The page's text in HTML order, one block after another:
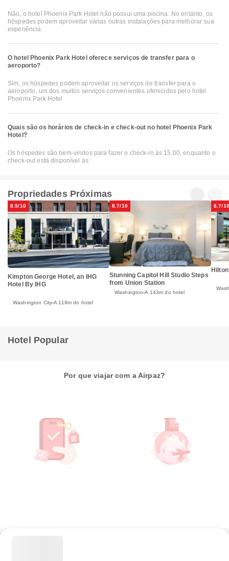
Não, o hotel Phoenix Park Hotel não possui uma piscina. No entanto, os
hóspedes podem aproveitar várias outras instalações para melhorar sua
experiência.
O hotel Phoenix Park Hotel oferece serviços de transfer para o
aeroporto?
Sim, os hóspedes podem aproveitar os serviços de transfer para o
aeroporto, um dos muitos serviços convenientes oferecidos pelo hotel
Phoenix Park Hotel
Quais são os horários de check-in e check-out no hotel Phoenix Park
Hotel?
Os hóspedes são bem-vindos para fazer o check-in às 15:00, enquanto o
check-out está disponível às
Propriedades Próximas
8.5/10
Kimpton George Hotel, an IHG
Hotel By IHG
Washington City A 119m do hotel
8.7/10
Stunning Capitol Hill Studio Steps
from Union Station
Washington A 143m do hotel
8.7/10
Hotel Popular
Por que viajar com a Airpaz?